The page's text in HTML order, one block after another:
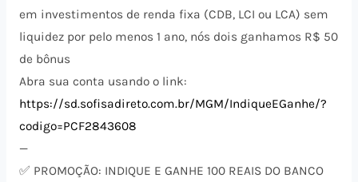
em investimentos de renda fixa (CDB, LCI ou LCA) sem
liquidez por pelo menos 1 ano, nós dois ganhamos R$ 50
de bônus
Abra sua conta usando o link:
https://sd.sofisadireto.com.br/MGM/IndiqueEGanhe/?
codigo=PCF2843608
—
✅ PROMOÇÃO: INDIQUE E GANHE 100 REAIS DO BANCO